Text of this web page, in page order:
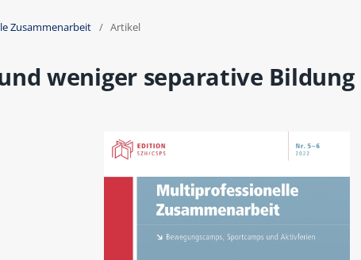
Zusammenarbeit / Artikel
weniger separative Bildung